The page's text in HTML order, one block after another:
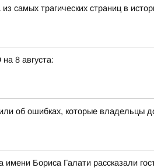
из самых трагических страниц в
8 августа:
об ошибках, которые владельцы
имени Бориса Галати рассказали